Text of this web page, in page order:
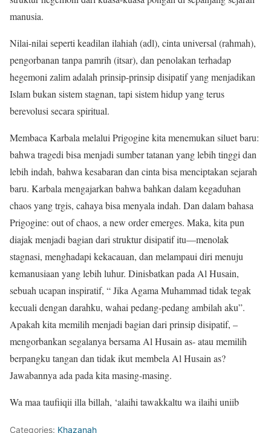
manusia.
Nilai-nilai seperti keadilan ilahiah (adl), cinta universal (rahmah),
pengorbanan tanpa pamrih (itsar), dan penolakan terhadap
hegemoni zalim adalah prinsip-prinsip disipatif yang menjadikan
Islam bukan sistem stagnan, tapi sistem hidup yang terus
berevolusi secara spiritual.
Membaca Karbala melalui Prigogine kita menemukan siluet baru:
bahwa tragedi bisa menjadi sumber tatanan yang lebih tinggi dan
lebih indah, bahwa kesabaran dan cinta bisa menciptakan sejarah
baru. Karbala mengajarkan bahwa bahkan dalam kegaduhan
chaos yang trgis, cahaya bisa menyala indah. Dan dalam bahasa
Prigogine: out of chaos, a new order emerges. Maka, kita pun
diajak menjadi bagian dari struktur disipatif itu—menolak
stagnasi, menghadapi kekacauan, dan melampaui diri menuju
kemanusiaan yang lebih luhur. Dinisbatkan pada Al Husain,
sebuah ucapan inspiratif, “ Jika Agama Muhammad tidak tegak
kecuali dengan darahku, wahai pedang-pedang ambilah aku”.
Apakah kita memilih menjadi bagian dari prinsip disipatif, –
mengorbankan segalanya bersama Al Husain as- atau memilih
berpangku tangan dan tidak ikut membela Al Husain as?
Jawabannya ada pada kita masing-masing.
Wa maa taufiiqii illa billah, ‘alaihi tawakkaltu wa ilaihi uniib
Categories: Khazanah